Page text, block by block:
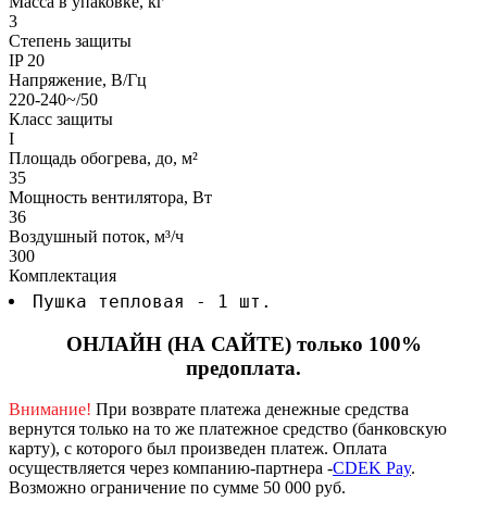
3
Степень защиты
IP 20
Напряжение, В/Гц
220-240~/50
Класс защиты
I
Площадь обогрева, до, м²
35
Мощность вентилятора, Вт
36
Воздушный поток, м³/ч
300
Комплектация
Пушка тепловая - 1 шт.
ОНЛАЙН (НА САЙТЕ) только 100%
предоплата.
Внимание! При возврате платежа денежные средства
вернутся только на то же платежное средство (банковскую
карту), с которого был произведен платеж. Оплата
осуществляется через компанию-партнера -CDEK Pay.
Возможно ограничение по сумме 50 000 руб.